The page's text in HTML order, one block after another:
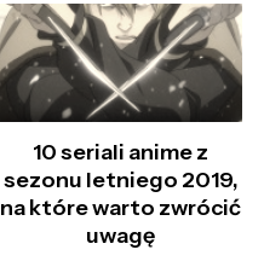
10 seriali anime z
sezonu letniego 2019,
na które warto zwrócić
uwagę